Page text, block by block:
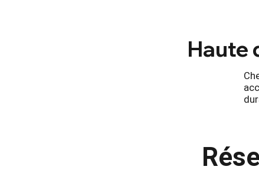
Haute